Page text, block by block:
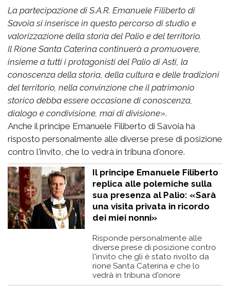
La partecipazione di S.A.R. Emanuele Filiberto di
Savoia si inserisce in questo percorso di studio e
valorizzazione della storia del Palio e del territorio.
Il Rione Santa Caterina continuerà a promuovere,
insieme a tutti i protagonisti del Palio di Asti, la
conoscenza della storia, della cultura e delle tradizioni
del territorio, nella convinzione che il patrimonio
storico debba essere occasione di conoscenza,
dialogo e condivisione, mai di divisione».
Anche il principe Emanuele Filiberto di Savoia ha
risposto personalmente alle diverse prese di posizione
contro l'invito, che lo vedrà in tribuna d'onore.
Il principe Emanuele Filiberto
replica alle polemiche sulla
sua presenza al Palio: «Sarà
una visita privata in ricordo
dei miei nonni»
Risponde personalmente alle
diverse prese di posizione contro
l'invito che gli è stato rivolto da
rione Santa Caterina e che lo
vedrà in tribuna d'onore